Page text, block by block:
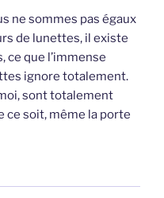
ne sommes pas égaux
de lunettes, il existe
que l’immense
ignore totalement.
sont totalement
ce soit, même la porte